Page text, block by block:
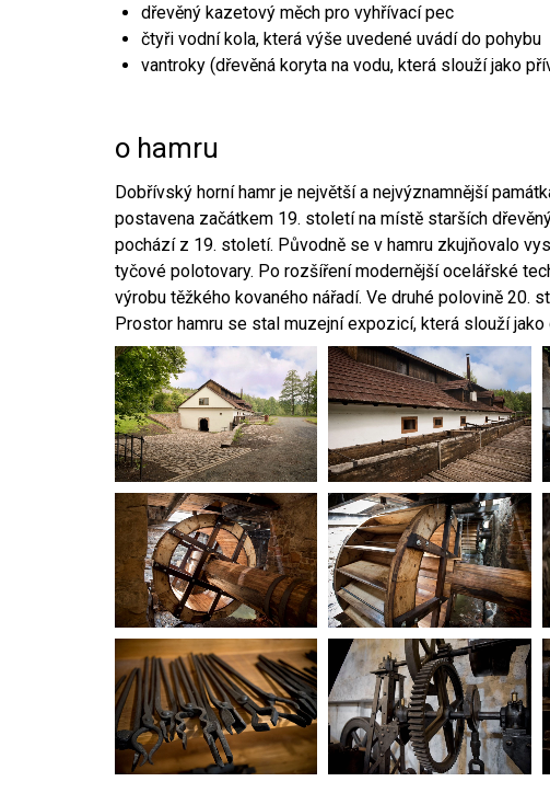
dřevěný kazetový měch pro vyhřívací pec
čtyři vodní kola, která výše uvedené uvádí do pohybu
vantroky (dřevěná koryta na vodu, která slouží jako
o hamru
Dobřívský horní hamr je největší a nejvýznamnější
postavena začátkem 19. století na místě starších
pochází z 19. století. Původně se v hamru zkujňovalo
tyčové polotovary. Po rozšíření modernější ocelářské
výrobu těžkého kovaného nářadí. Ve druhé polovině 20.
Prostor hamru se stal muzejní expozicí, která slouží